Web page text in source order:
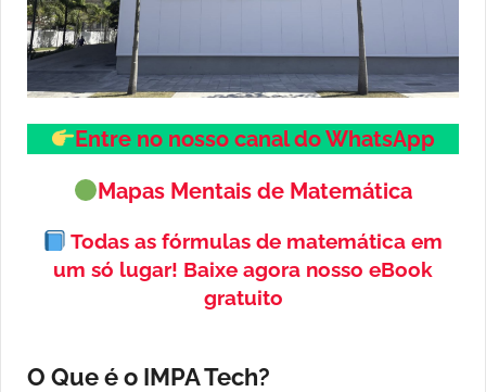
Entre no nosso canal do WhatsApp
Mapas Mentais de Matemática
Todas as fórmulas de matemática em
um só lugar! Baixe agora nosso eBook
gratuito
O Que é o IMPA Tech?